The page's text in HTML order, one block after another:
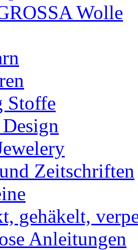
Wolle
Stoffe
Zeitschriften
gehäkelt,
Anleitungen